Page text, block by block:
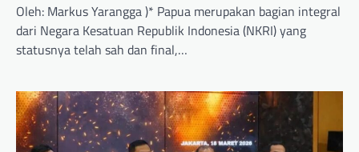
Oleh: Markus Yarangga )* Papua merupakan bagian integral
dari Negara Kesatuan Republik Indonesia (NKRI) yang
statusnya telah sah dan final,…